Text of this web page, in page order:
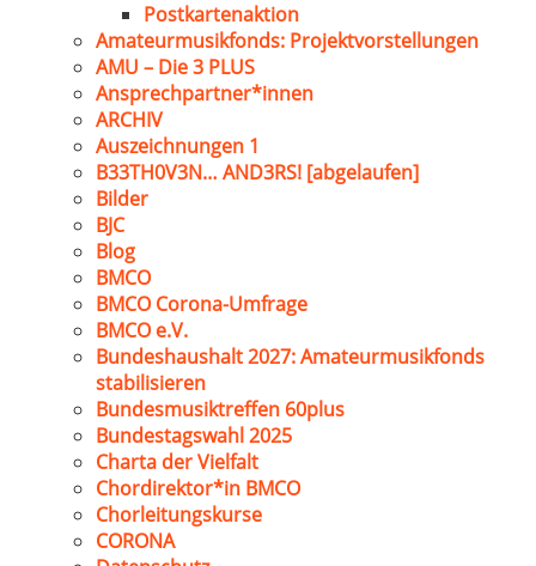
Postkartenaktion
Amateurmusikfonds: Projektvorstellungen
AMU – Die 3 PLUS
Ansprechpartner*innen
ARCHIV
Auszeichnungen 1
B33TH0V3N… AND3RS! [abgelaufen]
Bilder
BJC
Blog
BMCO
BMCO Corona-Umfrage
BMCO e.V.
Bundeshaushalt 2027: Amateurmusikfonds
stabilisieren
Bundesmusiktreffen 60plus
Bundestagswahl 2025
Charta der Vielfalt
Chordirektor*in BMCO
Chorleitungskurse
CORONA